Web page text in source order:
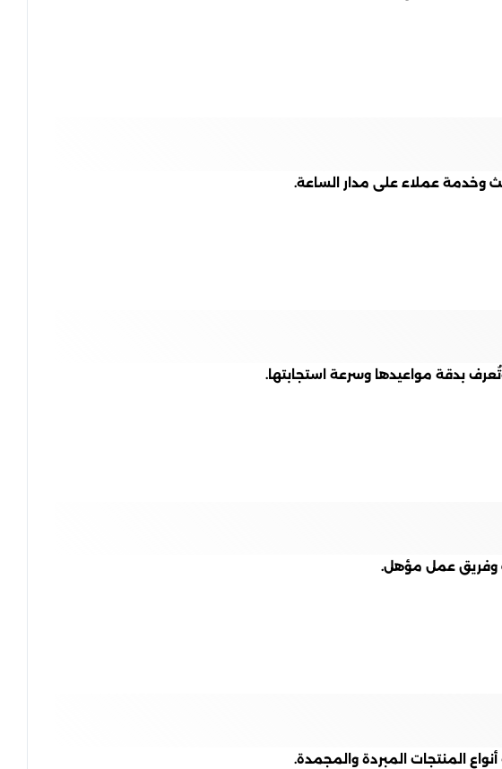
وخدمة عملاء على مدار الساعة.
بدقة مواعيدها وسرعة استجابتها.
وفريق عمل مؤهل.
المنتجات المبردة والمجمدة.